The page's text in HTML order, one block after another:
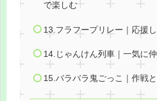
で楽しむ
13.フラフープリレー｜応援
14.じゃんけん列車｜一気に
15.バラバラ鬼ごっこ｜作戦